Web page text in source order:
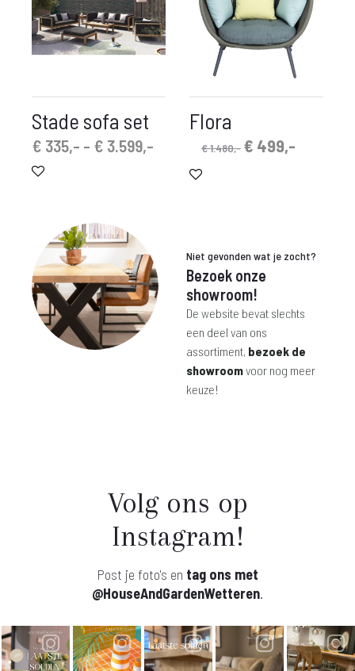
Stade sofa set
€ 335,- - € 3.599,- Prijsklasse:
€ 335,-
Flora
€1.480,- Oorspronkelijke
€ 499,-
Niet gevonden wat je zocht?
Bezoek onze
showroom!
De website bevat slechts
een deel van ons
assortiment, bezoek de
showroomvoor nog meer
keuze!
Volg ons op
Instagram!
Post je foto's en tag ons met
@HouseAndGardenWetteren.